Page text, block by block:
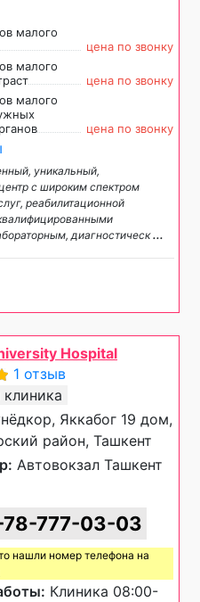
малого
цена по звонку
малого
цена по звонку
малого
цена по звонку
уникальный,
с широким спектром
реабилитационной
диагностическ...
Hospital
1 отзыв
клиника
Яккабог 19 дом,
район, Ташкент
Автовокзал Ташкент
777-03-03
нашли номер телефона на
Клиника 08:00-